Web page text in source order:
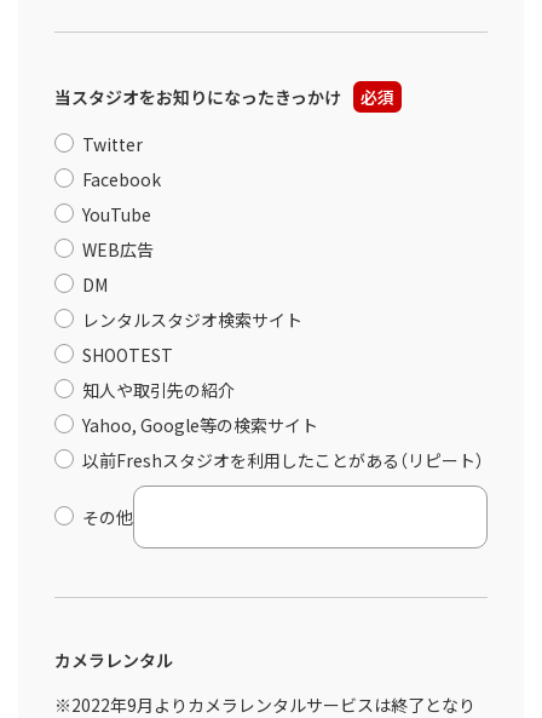
当スタジオをお知りになったきっかけ
必須
Twitter
Facebook
YouTube
WEB広告
DM
レンタルスタジオ検索サイト
SHOOTEST
知人や取引先の紹介
Yahoo, Google等の検索サイト
以前Freshスタジオを利用したことがある（リピート）
その他
カメラレンタル
※2022年9月よりカメラレンタルサービスは終了となり